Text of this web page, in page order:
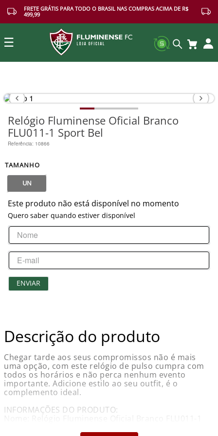
FRETE GRÁTIS PARA TODO O BRASIL NAS COMPRAS ACIMA DE R$
499,99
☰
Relógio Fluminense Oficial Branco
FLU011-1 Sport Bel
Referência: 10866
TAMANHO
UN
Este produto não está disponível no momento
Quero saber quando estiver disponível
ENVIAR
Descrição do produto
Chegar tarde aos seus compromissos não é mais
uma opção, com este relógio de pulso cumpra com
todos os horários e não perca nenhum evento
importante. Adicione estilo ao seu outfit, é o
complemento ideal.
INFORMAÇÕES DO PRODUTO: